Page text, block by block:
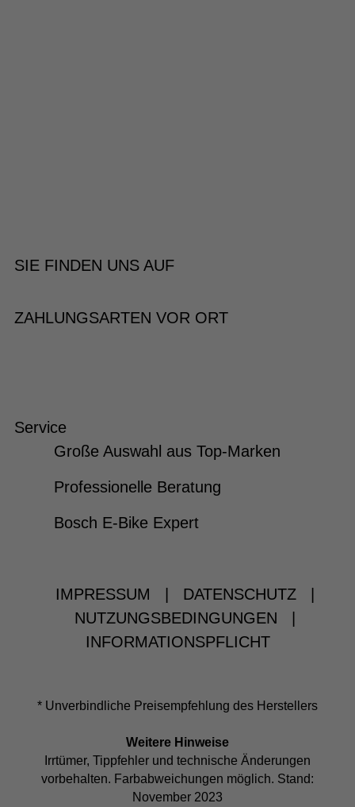
SIE FINDEN UNS AUF
ZAHLUNGSARTEN VOR ORT
Service
Große Auswahl aus Top-Marken
Professionelle Beratung
Bosch E-Bike Expert
IMPRESSUM DATENSCHUTZ
NUTZUNGSBEDINGUNGEN
INFORMATIONSPFLICHT
* Unverbindliche Preisempfehlung des Herstellers
Weitere Hinweise
Irrtümer, Tippfehler und technische Änderungen
vorbehalten. Farbabweichungen möglich. Stand:
November 2023